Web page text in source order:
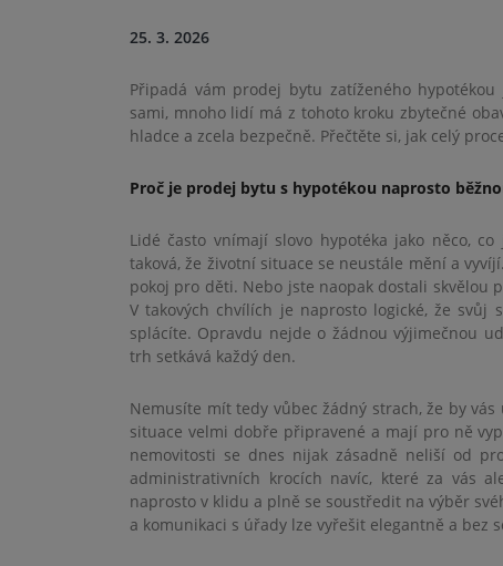
25. 3. 2026
Připadá vám prodej bytu zatíženého
sami, mnoho lidí má z tohoto kroku zbytečné
hladce a zcela bezpečně. Přečtěte si, jak celý
Proč je prodej bytu s hypotékou naprosto
Lidé často vnímají slovo hypotéka jako něco,
taková, že životní situace se neustále mění a
pokoj pro děti. Nebo jste naopak dostali skvělou
V takových chvílích je naprosto logické, že svůj
splácíte. Opravdu nejde o žádnou výjimečnou
trh setkává každý den.
Nemusíte mít tedy vůbec žádný strach, že by
situace velmi dobře připravené a mají pro ně
nemovitosti se dnes nijak zásadně neliší od
administrativních krocích navíc, které za vás
naprosto v klidu a plně se soustředit na výběr
a komunikaci s úřady lze vyřešit elegantně a bez